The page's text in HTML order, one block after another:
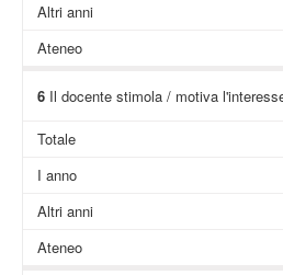
Altri anni
Ateneo
6Il docente stimola / motiva
Totale
I anno
Altri anni
Ateneo